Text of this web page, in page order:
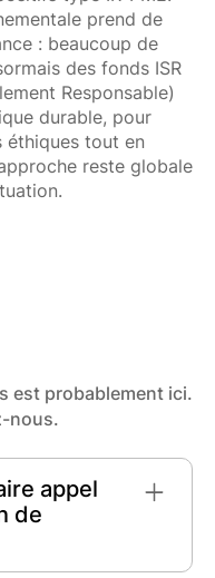
est probablement ici.
nous.
appel
de